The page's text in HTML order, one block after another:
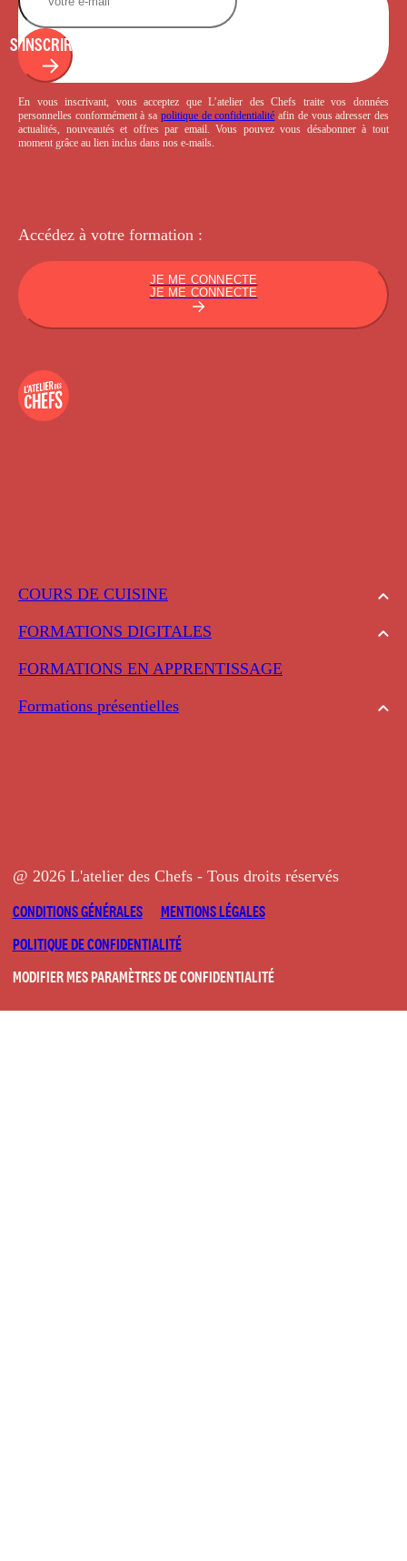
COURS DE CUISINE
FORMATIONS DIGITALES
FORMATIONS EN APPRENTISSAGE
Formations présentielles
S'INSCRIRE
En vous inscrivant, vous acceptez que L’atelier des Chefs traite vos données
personnelles conformément à sa politique de confidentialité afin de vous adresser des
actualités, nouveautés et offres par email. Vous pouvez vous désabonner à tout
moment grâce au lien inclus dans nos e-mails.
Accédez à votre formation :
JE ME CONNECTE
JE ME CONNECTE
@ 2026 L'atelier des Chefs - Tous droits réservés
CONDITIONS GÉNÉRALES
MENTIONS LÉGALES
POLITIQUE DE CONFIDENTIALITÉ
MODIFIER MES PARAMÈTRES DE CONFIDENTIALITÉ